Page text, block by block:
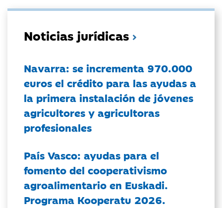
Noticias jurídicas
Navarra: se incrementa 970.000
euros el crédito para las ayudas a
la primera instalación de jóvenes
agricultores y agricultoras
profesionales
País Vasco: ayudas para el
fomento del cooperativismo
agroalimentario en Euskadi.
Programa Kooperatu 2026.